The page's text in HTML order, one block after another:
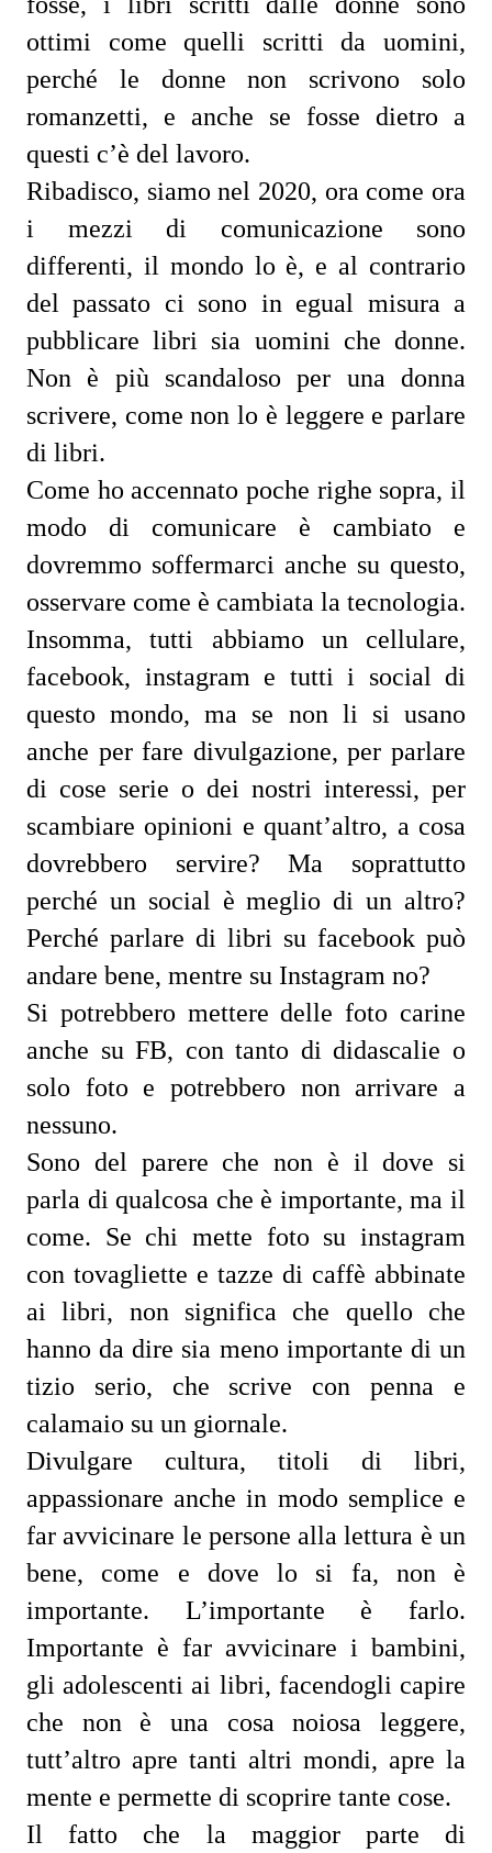
ottimi come quelli scritti da uomini,
perché le donne non scrivono solo
romanzetti, e anche se fosse dietro a
questi c’è del lavoro.
Ribadisco, siamo nel 2020, ora come ora
i mezzi di comunicazione sono
differenti, il mondo lo è, e al contrario
del passato ci sono in egual misura a
pubblicare libri sia uomini che donne.
Non è più scandaloso per una donna
scrivere, come non lo è leggere e parlare
di libri.
Come ho accennato poche righe sopra, il
modo di comunicare è cambiato e
dovremmo soffermarci anche su questo,
osservare come è cambiata la tecnologia.
Insomma, tutti abbiamo un cellulare,
facebook, instagram e tutti i social di
questo mondo, ma se non li si usano
anche per fare divulgazione, per parlare
di cose serie o dei nostri interessi, per
scambiare opinioni e quant’altro, a cosa
dovrebbero servire? Ma soprattutto
perché un social è meglio di un altro?
Perché parlare di libri su facebook può
andare bene, mentre su Instagram no?
Si potrebbero mettere delle foto carine
anche su FB, con tanto di didascalie o
solo foto e potrebbero non arrivare a
nessuno.
Sono del parere che non è il dove si
parla di qualcosa che è importante, ma il
come. Se chi mette foto su instagram
con tovagliette e tazze di caffè abbinate
ai libri, non significa che quello che
hanno da dire sia meno importante di un
tizio serio, che scrive con penna e
calamaio su un giornale.
Divulgare cultura, titoli di libri,
appassionare anche in modo semplice e
far avvicinare le persone alla lettura è un
bene, come e dove lo si fa, non è
importante. L’importante è farlo.
Importante è far avvicinare i bambini,
gli adolescenti ai libri, facendogli capire
che non è una cosa noiosa leggere,
tutt’altro apre tanti altri mondi, apre la
mente e permette di scoprire tante cose.
Il fatto che la maggior parte di